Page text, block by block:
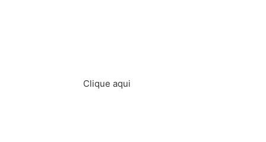
Clique aqui